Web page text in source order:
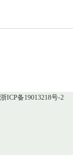
浙ICP备19013218号-2